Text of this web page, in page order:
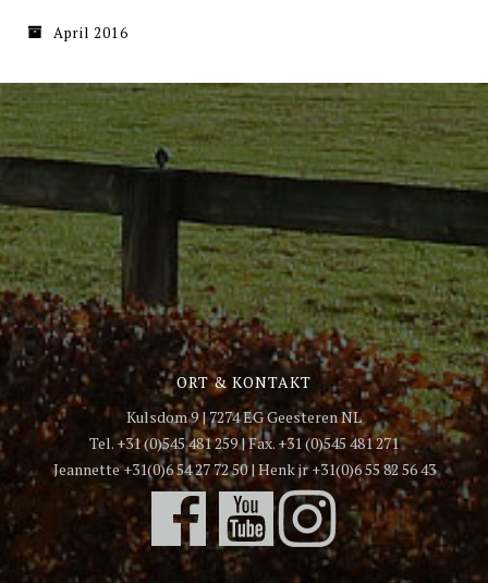
April 2016
ORT & KONTAKT
Kulsdom 9 | 7274 EG Geesteren NL
Tel. +31 (0)545 481 259 | Fax. +31 (0)545 481 271
Jeannette +31(0)6 54 27 72 50 | Henk jr +31(0)6 55 82 56 43